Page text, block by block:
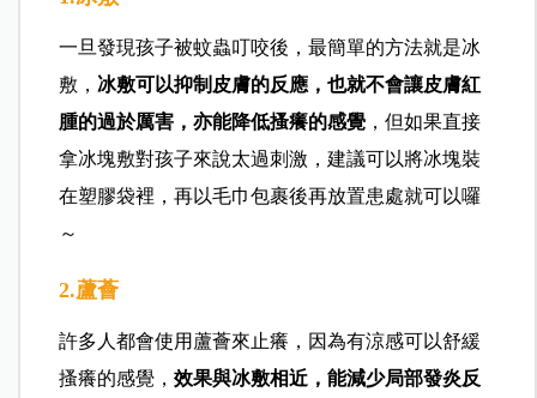
一旦發現孩子被蚊蟲叮咬後，最簡單的方法就是冰
敷， 冰敷可以抑制皮膚的反應，也就不會讓皮膚紅
腫的過於厲害，亦能降低搔癢的感覺 ，但如果直接
拿冰塊敷對孩子來說太過刺激，建議可以將冰塊裝
在塑膠袋裡，再以毛巾包裹後再放置患處就可以囉
～
2.蘆薈
許多人都會使用蘆薈來止癢，因為有涼感可以舒緩
搔癢的感覺，效果與冰敷相近，能減少局部發炎反